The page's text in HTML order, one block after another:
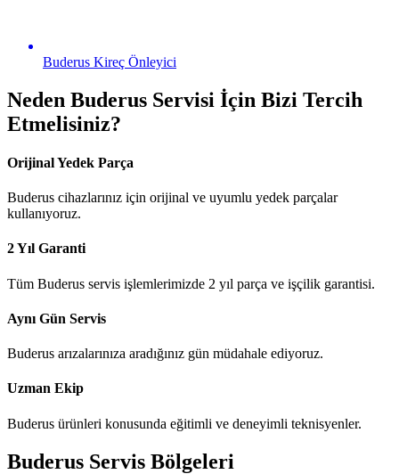
Buderus Kireç Önleyici
Neden Buderus Servisi İçin Bizi Tercih
Etmelisiniz?
Orijinal Yedek Parça
Buderus cihazlarınız için orijinal ve uyumlu yedek parçalar
kullanıyoruz.
2 Yıl Garanti
Tüm Buderus servis işlemlerimizde 2 yıl parça ve işçilik garantisi.
Aynı Gün Servis
Buderus arızalarınıza aradığınız gün müdahale ediyoruz.
Uzman Ekip
Buderus ürünleri konusunda eğitimli ve deneyimli teknisyenler.
Buderus Servis Bölgeleri